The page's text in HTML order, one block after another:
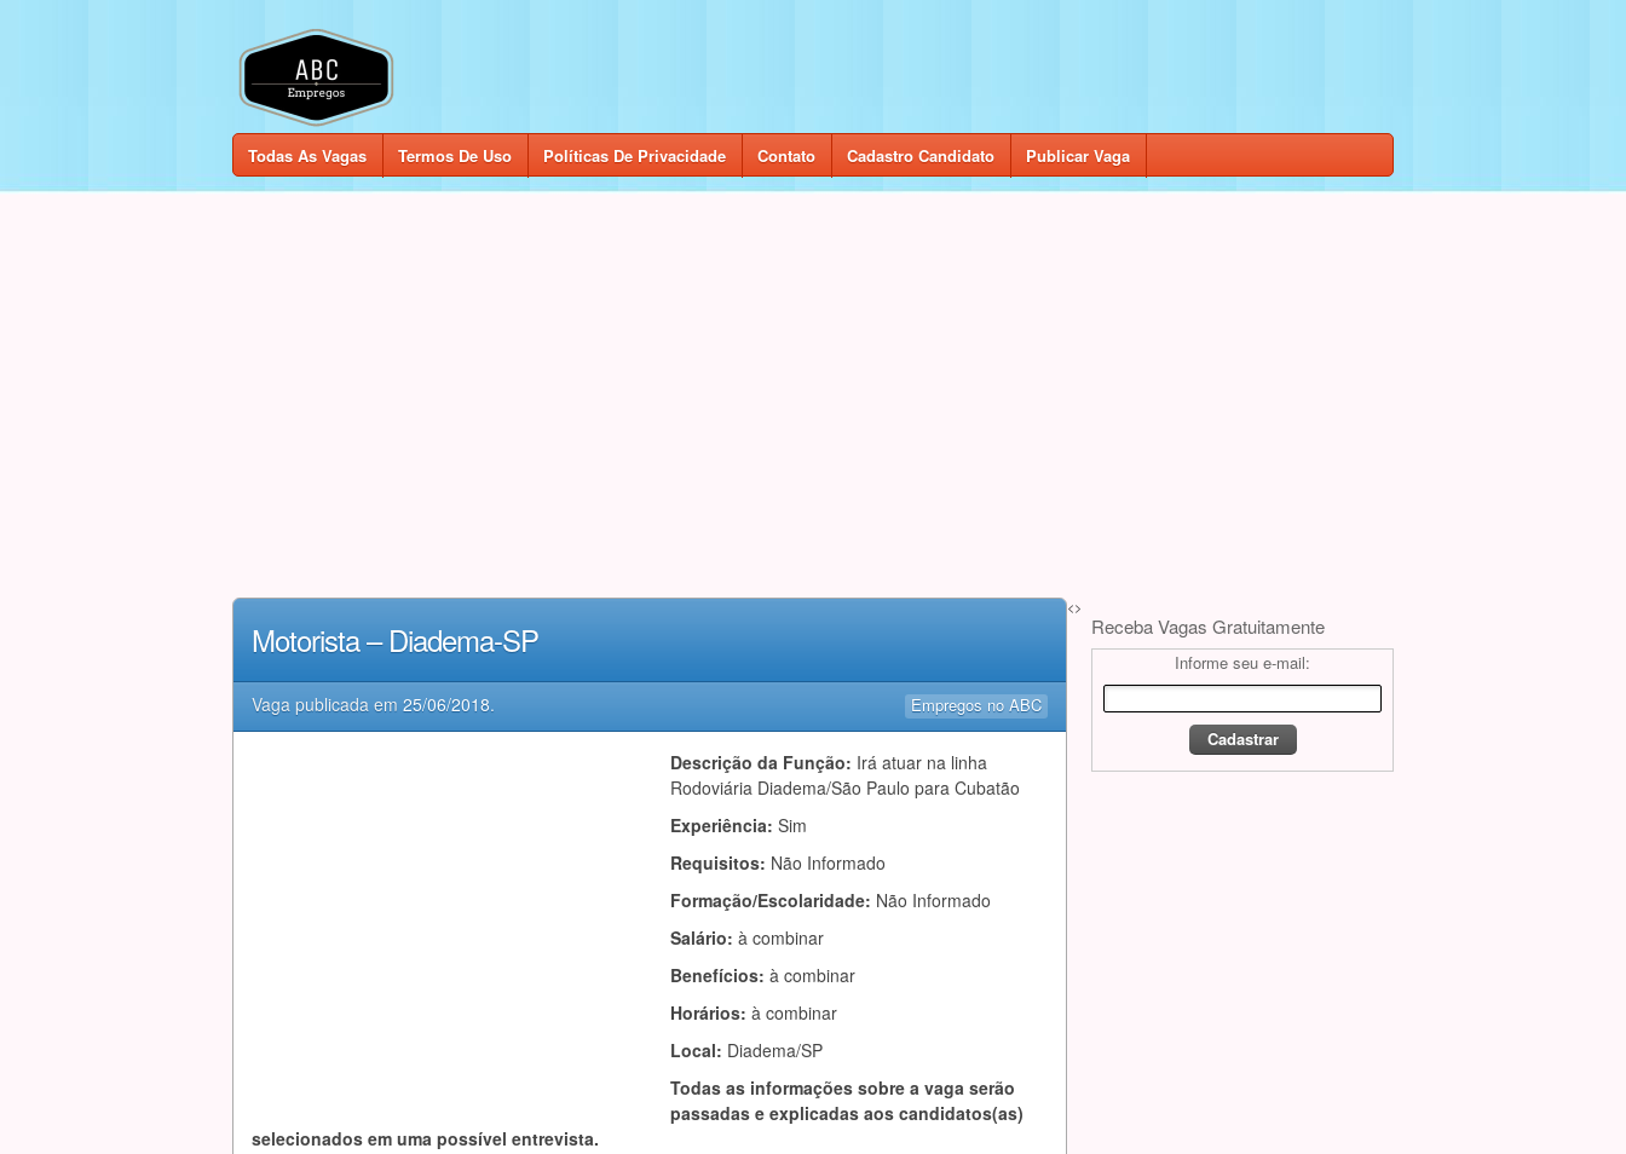
Todas As Vagas Termos De Uso Políticas De Privacidade Contato Cadastro Candidato Publicar Vaga
<>
Motorista – Diadema-SP
Empregos no ABC
Vaga publicada em 25/06/2018.
Descrição da Função: Irá atuar na linha
Rodoviária Diadema/São Paulo para Cubatão
Experiência: Sim
Requisitos: Não Informado
Formação/Escolaridade: Não Informado
Salário: à combinar
Benefícios: à combinar
Horários: à combinar
Local: Diadema/SP
Todas as informações sobre a vaga serão
passadas e explicadas aos candidatos(as)
selecionados em uma possível entrevista.
Receba Vagas Gratuitamente
Informe seu e-mail: